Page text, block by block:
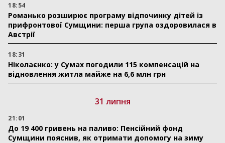
18:54
Романько розширює програму відпочинку дітей із
прифронтової Сумщини: перша група оздоровилася в
Австрії
18:31
Ніколаєнко: у Сумах погодили 115 компенсацій на
відновлення житла майже на 6,6 млн грн
31 липня
21:01
До 19 400 гривень на паливо: Пенсійний фонд
Сумщини пояснив, як отримати допомогу на зиму